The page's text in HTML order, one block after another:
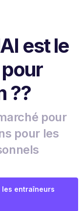
est le
??
pour
pour les
entraîneurs